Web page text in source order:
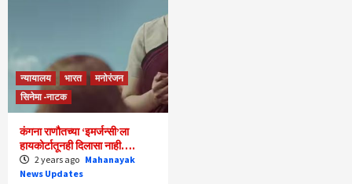
न्यायालय भारत
मनोरंजन
सिनेमा -नाटक
कंगना राणौतच्या ‘इमर्जन्सी’ला
हायकोर्टातूनही दिलासा नाही….
2 years ago Mahanayak
News Updates